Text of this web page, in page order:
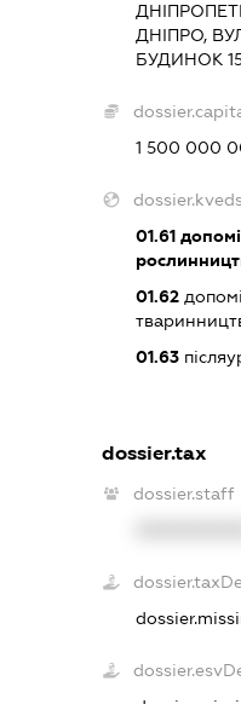
ДНІПРО,
БУДИНОК
1 500 000
01.61
01.62
01.63
dossier.tax
dossier.staff